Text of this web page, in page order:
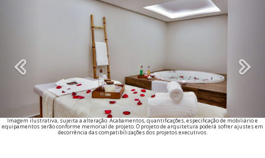
Previous
Imagem ilustrativa, sujeita a alteração. Acabamentos, quantificações, especificação de mobiliário e
equipamentos serão conforme memorial de projeto. O projeto de arquitetura poderá sofrer ajustes em
decorrência das compatibilizações dos projetos executivos.